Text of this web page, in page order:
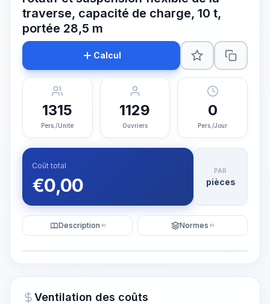
~15-30 Sek.
traverse, capacité de charge, 10 t,
portée 28,5 m
Calcul
1315
Pers./Unité
1129
Ouvriers
0
Pers./Jour
Coût total
€0,00
PAR
pièces
Description KI Normes KI
Ventilation des coûts